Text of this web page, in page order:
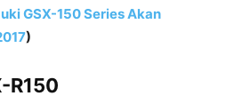
GSX-150 Series Akan
)
R150